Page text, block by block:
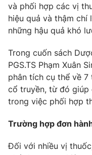
Hậu trường
Nhân vật
Khán giả
Giải sao mai
Điện ảnh
Sao
Đời sống
Du lịch
Làm đẹp
Chất lượng cuộc
Giáo dục
Tuyển sinh
Học trực tuyến
Công nghệ
Hitech Công nghệ
Sản phẩm
Thị trường
Lịch phát sóng
và phối hợp các vị
hiệu quả và thậm chí
những hậu quả khó
Trong cuốn sách
PGS.TS Phạm Xuân
phân tích cụ thể về
cổ truyền, từ đó giúp
trong việc phối hợp
Trường hợp đơn
Đối với nhiều vị